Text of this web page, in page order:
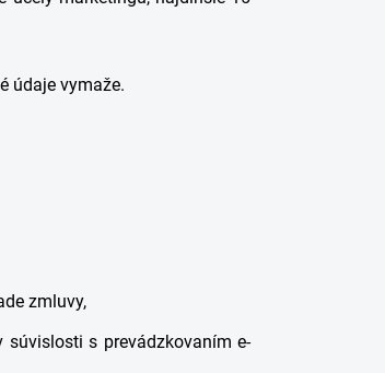
údaje vymaže.
zmluvy,
s prevádzkovaním e-